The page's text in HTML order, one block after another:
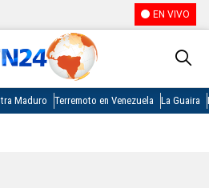
EN VIVO
Maduro Terremoto en Venezuela La Guaira